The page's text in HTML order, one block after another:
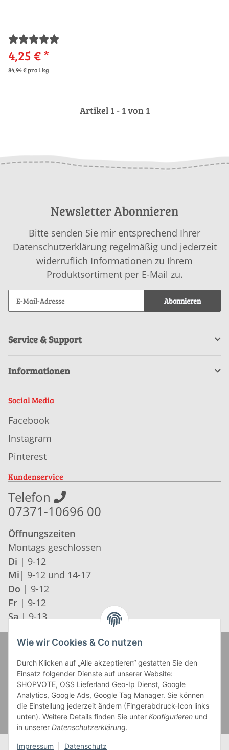
4,25 €*
84,94 € pro 1 kg
Artikel 1 - 1 von 1
Newsletter Abonnieren
Bitte senden Sie mir entsprechend Ihrer
Datenschutzerklärungregelmäßig und jederzeit
widerruflich Informationen zu Ihrem
Produktsortiment per E-Mail zu.
Abonnieren
Service & Support
Informationen
Social Media
Facebook
Instagram
Pinterest
Kundenservice
Telefon
07371-10696 00
Öffnungszeiten
Montags geschlossen
Di | 9-12
Mi | 9-12 und 14-17
Do | 9-12
Fr | 9-12
Sa | 9-13
Wie wir Cookies & Co nutzen
Durch Klicken auf „Alle akzeptieren“ gestatten Sie den
Einsatz folgender Dienste auf unserer Website:
SHOPVOTE, OSS Lieferland Geo-Ip Dienst, Google
Analytics, Google Ads, Google Tag Manager. Sie können
die Einstellung jederzeit ändern (Fingerabdruck-Icon links
unten). Weitere Details finden Sie unter Konfigurieren und
in unserer Datenschutzerklärung.
Impressum Datenschutz